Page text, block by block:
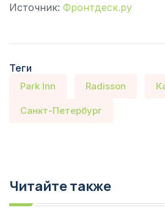
Источник: Фронтдеск.ру
Теги
Park Inn Radisson
Санкт-Петербург
Читайте также